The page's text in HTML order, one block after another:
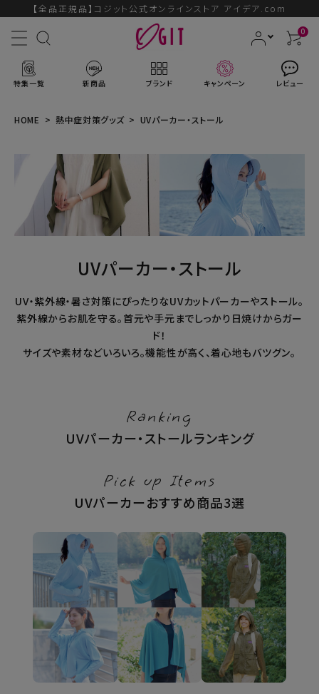
【全品正規品】コジット公式オンラインストア アイデア.com
0
特集一覧 新商品 ブランド キャンペーン レビュー
ACCOUNT MENU
ようこそ ゲスト 様
ログイン 会員登録
ブランドから探す
新商品
ファッション
アウトドア・トラベル
インテリア
HOME 熱中症対策グッズ UVパーカー・ストール
UVパーカー・ストール
UV・紫外線・暑さ対策にぴったりなUVカットパーカーやストール。
紫外線からお肌を守る。首元や手元までしっかり日焼けからガー
ド！
サイズや素材などいろいろ。機能性が高く、着心地もバツグン。
Ranking
UVパーカー・ストールランキング
Pick up Items
UVパーカーおすすめ商品3選